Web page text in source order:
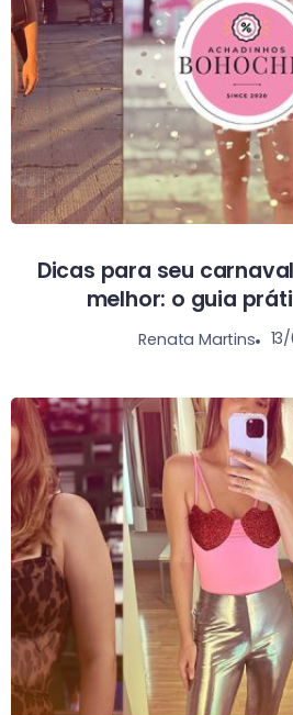
Dicas para seu
melhor: o guia
Renata Martins